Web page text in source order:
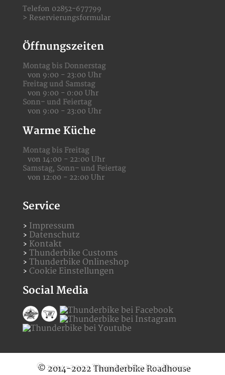
Telefon 02852-677799
> Reservierungsformular
Öffnungszeiten
Montag bis Donnerstag
von 9:00 - 23:00 Uhr
Freitag und Samstag
von 9:00 - 0:00 Uhr
Sonn- und Feiertag
von 9:00 - 23:00 Uhr
Warme Küche
Montag bis Freitag
von 14:00 - 22:00 Uhr
Samstag, Sonn- und Feiertag
von 12:00 - 22:00 Uhr
Service
Impressum
Datenschutz
Kontakt
Thunderbike Customs
Thunderbike Onlineshop
Cookie Einstellungen
Social Media
© 2014-2022 Thunderbike Roadhouse